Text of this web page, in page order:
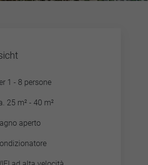
1 - 8 persone
25 m² - 40 m²
aperto